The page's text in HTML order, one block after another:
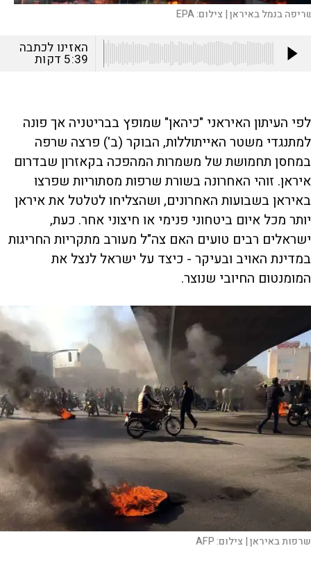
בנמל באיראן | צילום:EPA
האזינו לכתבה
5:39 דקות
לפי העיתון האיראני "כיהאן" שמופץ בבריטניה אך פונה
למתנגדי משטר האייתוללות, הבוקר (ב') פרצה שרפה
במחסן תחמושת של משמרות המהפכה בקאזרון שבדרום
איראן. זוהי האחרונה בשורת שרפות מסתוריות שפרצו
באיראן בשבועות האחרונים, ושהצליחו לטלטל את איראן
יותר מכל איום ביטחוני פנימי או חיצוני אחר. כעת,
ישראלים רבים טועים האם צה"ל מעורב מתקריות החריגות
במדינת האויב ובעיקר - כיצד על ישראל לנצל את
המומנטום החיובי שנוצר.
שרפות באיראן | צילום:AFP